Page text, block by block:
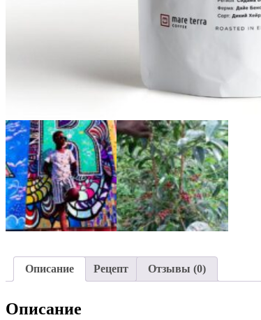
Описание Рецепт Отзывы (0)
Описание